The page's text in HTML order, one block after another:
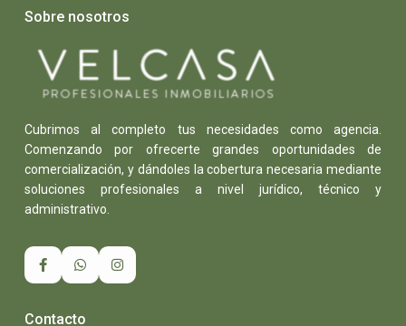
Sobre nosotros
Cubrimos al completo tus necesidades como agencia.
Comenzando por ofrecerte grandes oportunidades de
comercialización, y dándoles la cobertura necesaria mediante
soluciones profesionales a nivel jurídico, técnico y
administrativo.
Contacto